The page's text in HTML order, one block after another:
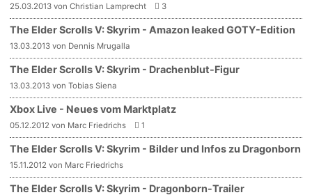
25.03.2013 von Christian Lamprecht 3
The Elder Scrolls V: Skyrim - Amazon leaked GOTY-Edition
13.03.2013 von Dennis Mrugalla
The Elder Scrolls V: Skyrim - Drachenblut-Figur
13.03.2013 von Tobias Siena
Xbox Live - Neues vom Marktplatz
05.12.2012 von Marc Friedrichs 1
The Elder Scrolls V: Skyrim - Bilder und Infos zu Dragonborn
15.11.2012 von Marc Friedrichs
The Elder Scrolls V: Skyrim - Dragonborn-Trailer